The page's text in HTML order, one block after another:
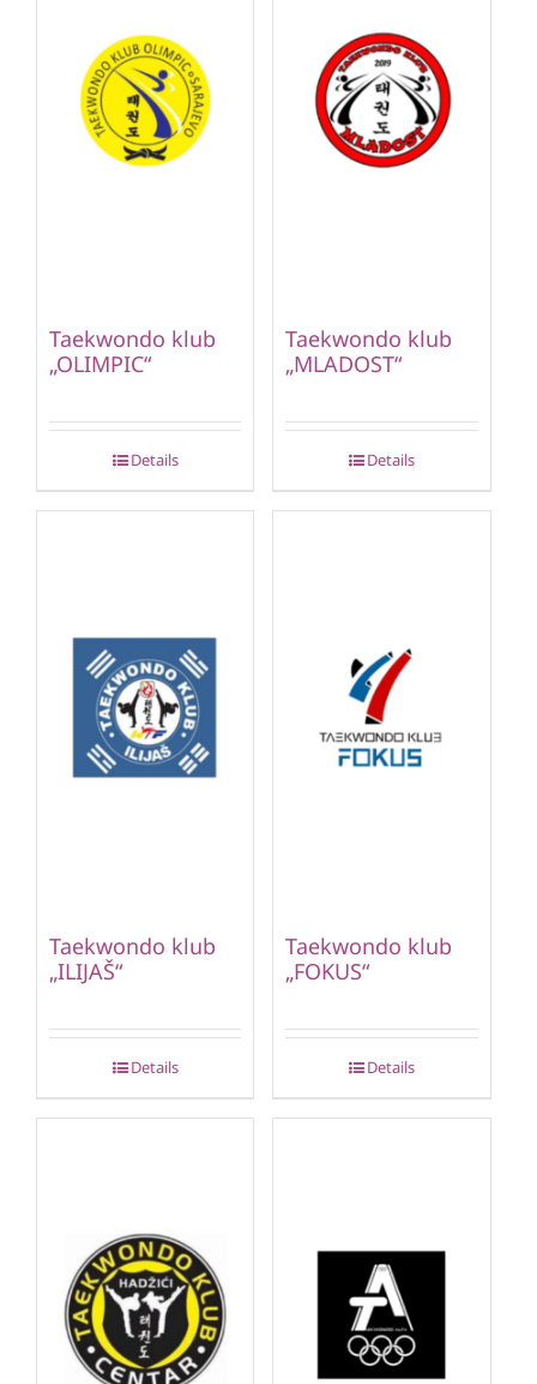
Taekwondo klub
„OLIMPIC“
Details
Taekwondo klub
„MLADOST“
Details
Taekwondo klub
„ILIJAŠ“
Details
Taekwondo klub
„FOKUS“
Details